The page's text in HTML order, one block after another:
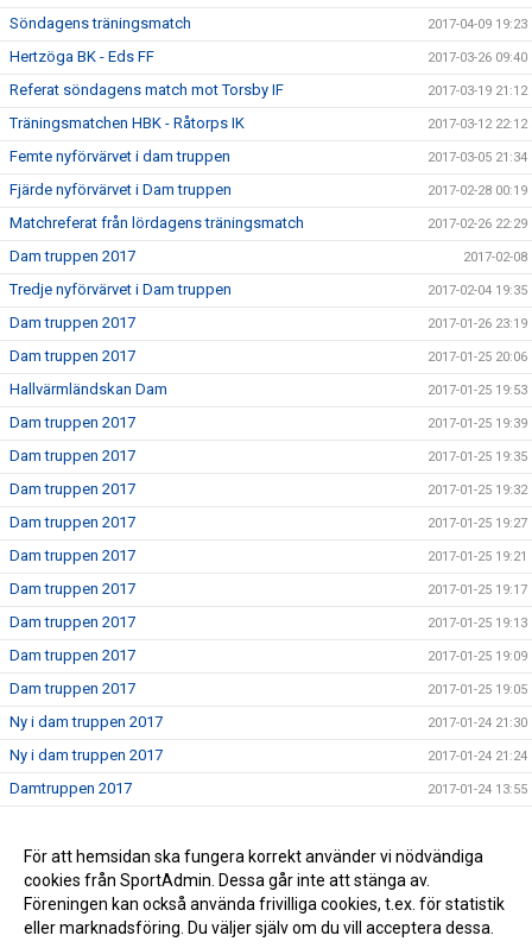
Söndagens träningsmatch 2017-04-09 19:23
Hertzöga BK - Eds FF 2017-03-26 09:40
Referat söndagens match mot Torsby IF 2017-03-19 21:12
Träningsmatchen HBK - Råtorps IK 2017-03-12 22:12
Femte nyförvärvet i dam truppen 2017-03-05 21:34
Fjärde nyförvärvet i Dam truppen 2017-02-28 00:19
Matchreferat från lördagens träningsmatch 2017-02-26 22:29
Dam truppen 2017 2017-02-08
Tredje nyförvärvet i Dam truppen 2017-02-04 19:35
Dam truppen 2017 2017-01-26 23:19
Dam truppen 2017 2017-01-25 20:06
Hallvärmländskan Dam 2017-01-25 19:53
Dam truppen 2017 2017-01-25 19:39
Dam truppen 2017 2017-01-25 19:35
Dam truppen 2017 2017-01-25 19:32
Dam truppen 2017 2017-01-25 19:27
Dam truppen 2017 2017-01-25 19:21
Dam truppen 2017 2017-01-25 19:17
Dam truppen 2017 2017-01-25 19:13
Dam truppen 2017 2017-01-25 19:09
Dam truppen 2017 2017-01-25 19:05
Ny i dam truppen 2017 2017-01-24 21:30
Ny i dam truppen 2017 2017-01-24 21:24
Damtruppen 2017 2017-01-24 13:55
Nu börjar vi sätta truppen 2017 2017-01-24 00:17
Nu laddar vi för 2017 2017-01-24 00:14
För att hemsidan ska fungera korrekt använder vi nödvändiga
cookies från SportAdmin. Dessa går inte att stänga av.
Föreningen kan också använda frivilliga cookies, t.ex. för statistik
eller marknadsföring. Du väljer själv om du vill acceptera dessa.